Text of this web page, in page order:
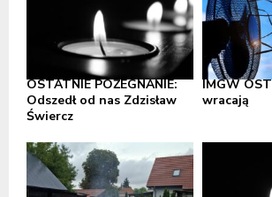
OSTATNIE POŻEGNANIE:
Odszedł od nas Zdzisław
Świercz
IMGW
wracają